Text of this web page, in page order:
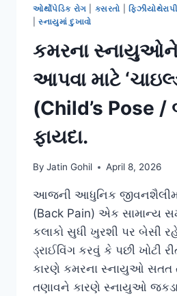
ઓર્થોપેડિક રોગ કસરતો
|સ્નાયુમાં દુખાવો
કમરના
આપવા માટે
(Child’s Pose /
ફાયદા.
By Jatin Gohil April 8, 2026
આજની આધુનિક જીવનશૈલીમાં
(Back Pain) એક સામાન્ય
કલાકો સુધી ખુરશી પર બેસી
ડ્રાઈવિંગ કરવું કે પછી ખોટી
કારણે કમરના સ્નાયુઓ સતત
તણાવને કારણે સ્નાયુઓ